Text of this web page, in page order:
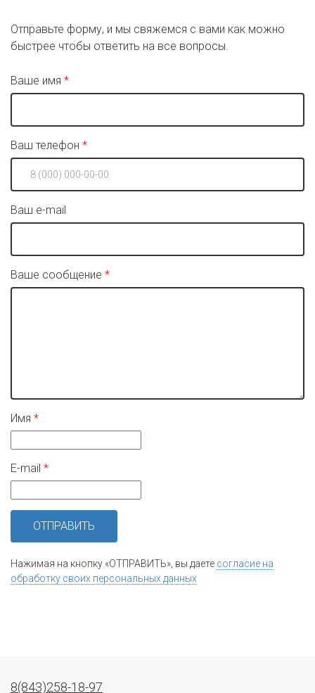
Отправьте форму, и мы свяжемся с вами как можно
быстрее чтобы ответить на все вопросы.
Ваше имя
Ваш телефон
Ваш e-mail
Ваше сообщение
Имя
E-mail
Нажимая на кнопку «ОТПРАВИТЬ», вы даете согласие на
обработку своих персональных данных
8(843)258-18-97